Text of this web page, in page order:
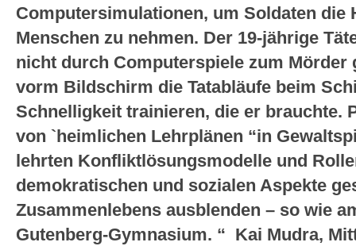
Computersimulationen, um Soldaten die
Menschen zu nehmen. Der 19-jährige
nicht durch Computerspiele zum Mörder
vorm Bildschirm die Tatabläufe beim
Schnelligkeit trainieren, die er brauchte.
von `heimlichen Lehrplänen “in
lehrten Konfliktlösungsmodelle und
demokratischen und sozialen Aspekte
Zusammenlebens ausblenden – so wie
Gutenberg-Gymnasium. “ Kai Mudra,